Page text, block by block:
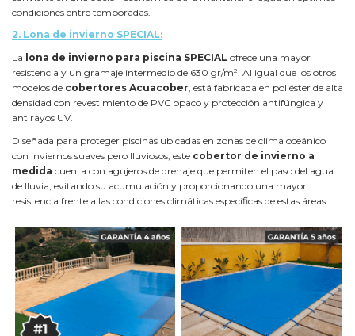
condiciones entre temporadas.
2. Lona de invierno SPECIAL:
La lona de invierno para piscina SPECIAL ofrece una mayor
resistencia y un gramaje intermedio de 630 gr/m². Al igual que los otros
modelos de cobertores Acuacober , está fabricada en poliéster de alta
densidad con revestimiento de PVC opaco y protección antifúngica y
antirayos UV.
Diseñada para proteger piscinas ubicadas en zonas de clima oceánico
con inviernos suaves pero lluviosos, este cobertor de invierno a
medida cuenta con agujeros de drenaje que permiten el paso del agua
de lluvia, evitando su acumulación y proporcionando una mayor
resistencia frente a las condiciones climáticas específicas de estas áreas.